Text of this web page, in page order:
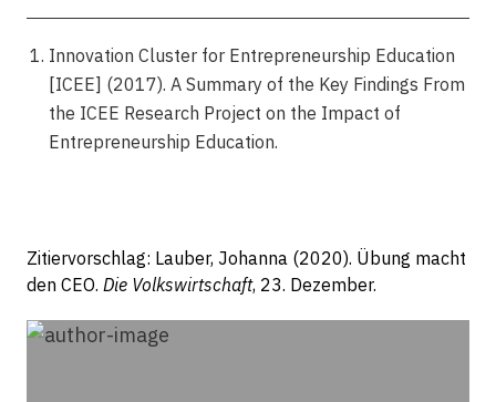
Innovation Cluster for Entrepreneurship Education
[ICEE] (2017). A Summary of the Key Findings From
the ICEE Research Project on the Impact of
Entrepreneurship Education.
Zitiervorschlag: Lauber, Johanna (2020). Übung macht
den CEO. Die Volkswirtschaft, 23. Dezember.